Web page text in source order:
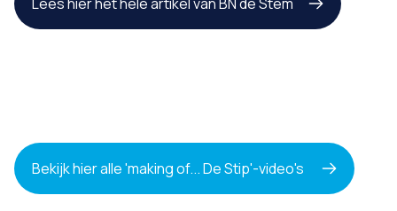
Bekijk hier alle 'making of... De Stip'-video's